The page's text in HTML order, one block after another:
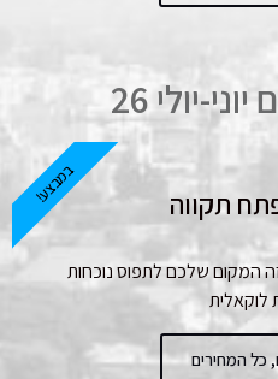
יולי 26
תקווה
המקום שלכם לתפוס נוכחות
לוקאלית
כל המחירים
במבצע!